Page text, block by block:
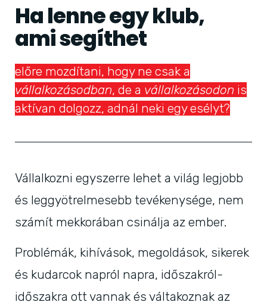
Ha lenne egy klub,
ami segíthet
előre mozdítani, hogy ne csak a
vállalkozásodban, de a vállalkozásodon is
aktívan dolgozz, adnál neki egy esélyt?
Vállalkozni egyszerre lehet a világ legjobb
és leggyötrelmesebb tevékenysége, nem
számít mekkorában csinálja az ember.
Problémák, kihívások, megoldások, sikerek
és kudarcok napról napra, időszakról-
időszakra ott vannak és váltakoznak az